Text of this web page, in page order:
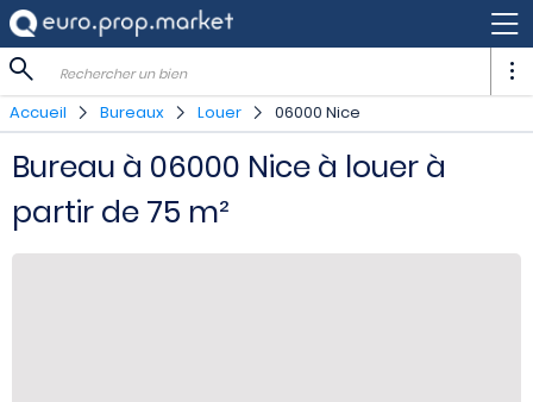
Rechercher un bien
Accueil Bureaux Louer 06000 Nice
Bureau à 06000 Nice à louer à
partir de 75 m²